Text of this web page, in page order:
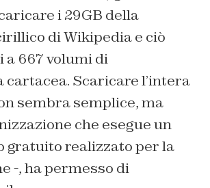
i 29GB della
di Wikipedia e ciò
a 667 volumi di
cartacea. Scaricare l’intera
sembra semplice, ma
che esegue un
gratuito realizzato per la
-, ha permesso di